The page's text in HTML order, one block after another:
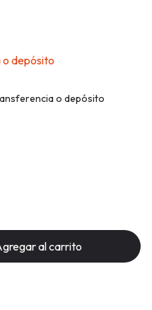
o depósito
o depósito